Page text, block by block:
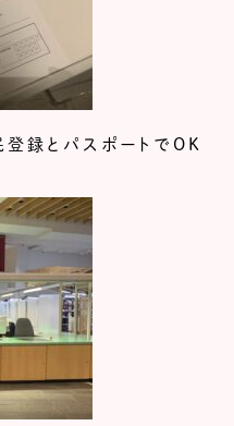
登録とパスポートでOK